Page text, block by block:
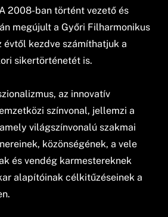
2008-ban történt vezető és
megújult a Győri Filharmonikus
évtől kezdve számíthatjuk a
sikertörténetét is.
az innovatív
színvonal, jellemzi a
világszínvonalú szakmai
közönségének, a vele
és vendég karmestereknek
alapítóinak célkitűzéseinek a